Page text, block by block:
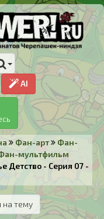
AI
Фан-арт
Фан-
мультфильм
Детство - Серия 07 -
на тему